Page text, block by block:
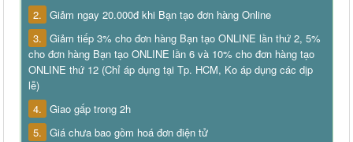
2. Giảm ngay 20.000đ khi Bạn tạo đơn hàng Online
3. Giảm tiếp 3% cho đơn hàng Bạn tạo ONLINE lần thứ 2, 5%
cho đơn hàng Bạn tạo ONLINE lần 6 và 10% cho đơn hàng tạo
ONLINE thứ 12 (Chỉ áp dụng tại Tp. HCM, Ko áp dụng các dịp
lễ)
4. Giao gấp trong 2h
5. Giá chưa bao gồm hoá đơn điện tử